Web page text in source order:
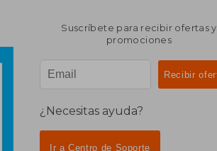
Suscríbete para recibir ofertas y
promociones
¿Necesitas ayuda?
Ir a Centro de Soporte